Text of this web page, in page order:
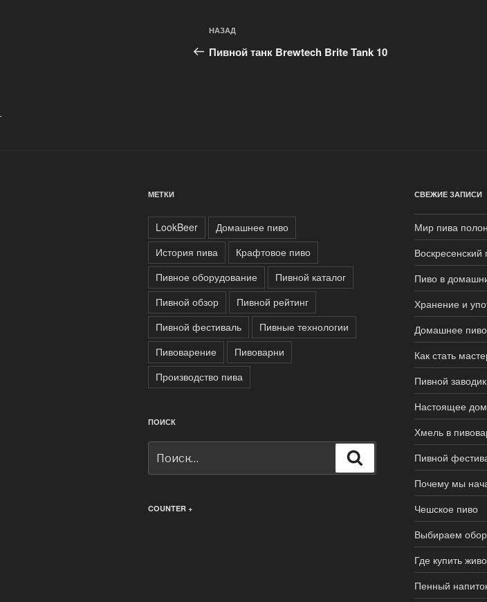
Навигация
по
Предыдущая
запись:
НАЗАД
Пивной танк Brewtech Brite Tank 10
.
МЕТКИ
LookBeer
Домашнее пиво
История пива
Крафтовое пиво
Пивное оборудование
Пивной каталог
Пивной обзор
Пивной рейтинг
Пивной фестиваль
Пивные технологии
Пивоварение
Пивоварни
Производство пива
ПОИСК
COUNTER +
СВЕЖИЕ ЗАПИСИ
Мир пива
Пиво в
Хранение и
Домашнее
Как стать
Пивной
Настоящее
Хмель в
Пивной
Почему мы
Чешское пиво
Выбираем
Где купить
Пенный